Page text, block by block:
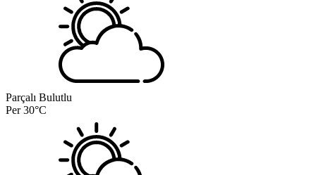
Parçalı Bulutlu
Per 30°C